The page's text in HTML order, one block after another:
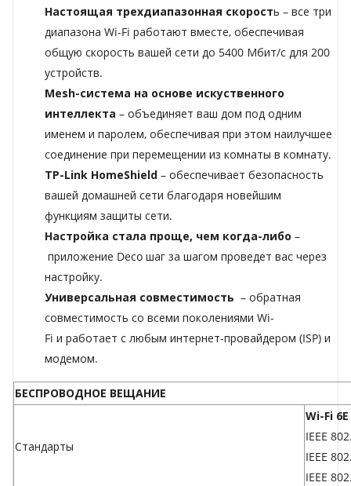
Настоящая трехдиапазонная скорость – все три
диапазона Wi-Fi работают вместе, обеспечивая
общую скорость вашей сети до 5400 Мбит/с для 200
устройств.
Mesh-система на основе искуственного
интеллекта – объединяет ваш дом под одним
именем и паролем, обеспечивая при этом наилучшее
соединение при перемещении из комнаты в комнату.
TP-Link HomeShield – обеспечивает безопасность
вашей домашней сети благодаря новейшим
функциям защиты сети.
Настройка стала проще, чем когда-либо –
приложение Deco шаг за шагом проведет вас через
настройку.
Универсальная совместимость – обратная
совместимость со всеми поколениями Wi-
Fi и работает с любым интернет-провайдером (ISP) и
модемом.
БЕСПРОВОДНОЕ ВЕЩАНИЕ
Стандарты
Wi-Fi 6E
IEEE
IEEE
IEEE